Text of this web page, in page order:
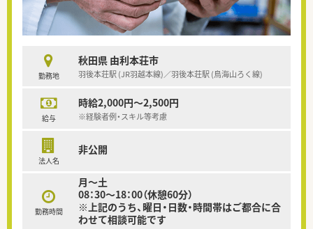
勤務地
秋田県 由利本荘市
羽後本荘駅 (JR羽越本線)／羽後本荘駅 (鳥海山ろく線)
給与
時給2,000円～2,500円
※経験者例・スキル等考慮
法人名
非公開
勤務時間
月～土
08：30～18：00（休憩60分）
※上記のうち、曜日・日数・時間帯はご都合に合
わせて相談可能です